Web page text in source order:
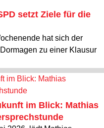
setzt Ziele für die
hat sich der
zu einer Klausur
im Blick: Mathias